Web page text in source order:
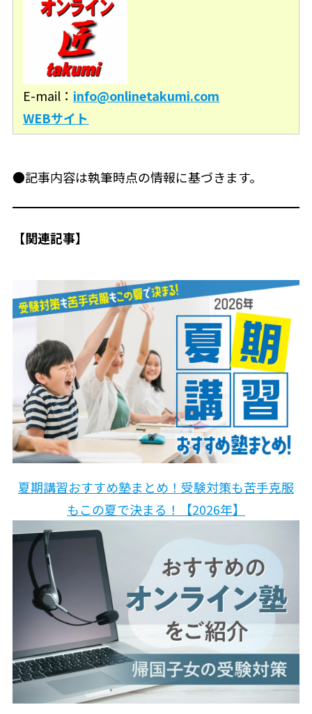
E-mail： info@onlinetakumi.com
WEBサイト
●記事内容は執筆時点の情報に基づきます。
【関連記事】
夏期講習おすすめ塾まとめ！受験対策も苦手克服
もこの夏で決まる！【2026年】